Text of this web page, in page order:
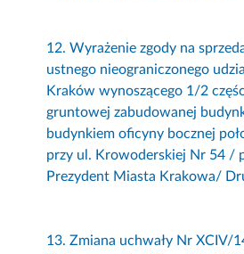
12. Wyrażenie zgody na
ustnego nieograniczonego
Kraków wynoszącego 1/2
gruntowej zabudowanej
budynkiem oficyny bocznej
przy ul. Krowoderskiej Nr 54 /
Prezydent Miasta Krakowa/
13. Zmiana uchwały Nr XCIV/